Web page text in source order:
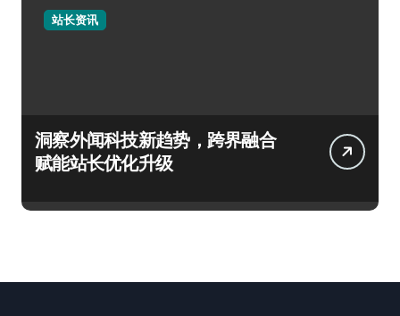
站长资讯
洞察外闻科技新趋势，跨界融合
赋能站长优化升级